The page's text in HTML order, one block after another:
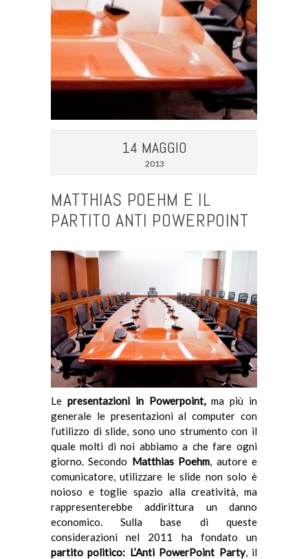
14 MAGGIO
2013
MATTHIAS POEHM E IL
PARTITO ANTI POWERPOINT
Le presentazioni in Powerpoint, ma più in
generale le presentazioni al computer con
l’utilizzo di slide, sono uno strumento con il
quale molti di noi abbiamo a che fare ogni
giorno.Secondo Matthias Poehm, autore e
comunicatore, utilizzare le slide non solo è
noioso e toglie spazio alla creatività, ma
rappresenterebbe addirittura un danno
economico. Sulla base di queste
considerazioni nel 2011 ha fondato un
partito politico: L’Anti PowerPoint Party, il